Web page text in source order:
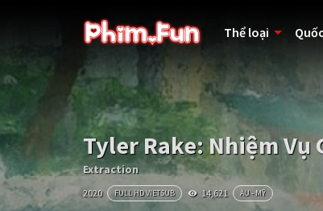
Thể loại
Tyler Rake: Nhiệm Vụ
Extraction
2020 FULL HD VIETSUB 14,621 ÂU - MỸ